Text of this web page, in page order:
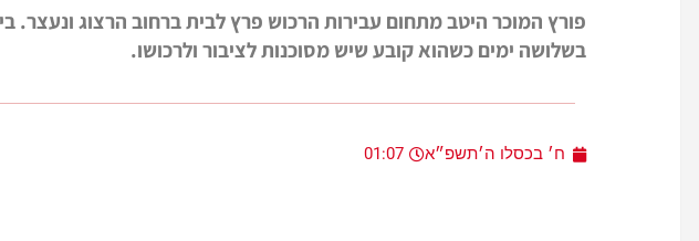
פורץ המוכר היטב מתחום עבירות הרכוש פרץ לבית ברחוב הרצוג
בשלושה ימים כשהוא קובע שיש מסוכנות לציבור ולרכושו.
ח׳ בכסלו ה׳תשפ״א 01:07